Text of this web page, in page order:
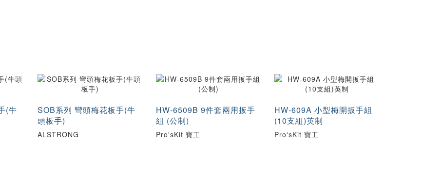
(牛
SOB系列 彎頭梅花板手(牛
頭板手)
ALSTRONG
HW-6509B 9件套兩用扳手
組 (公制)
Pro'sKit 寶工
HW-609A 小型梅開扳手組
(10支組)英制
Pro'sKit 寶工